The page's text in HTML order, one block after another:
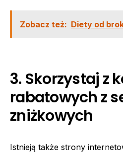
Zobacz też: Diety od
3. Skorzystaj z
rabatowych z
zniżkowych
Istnieją także strony